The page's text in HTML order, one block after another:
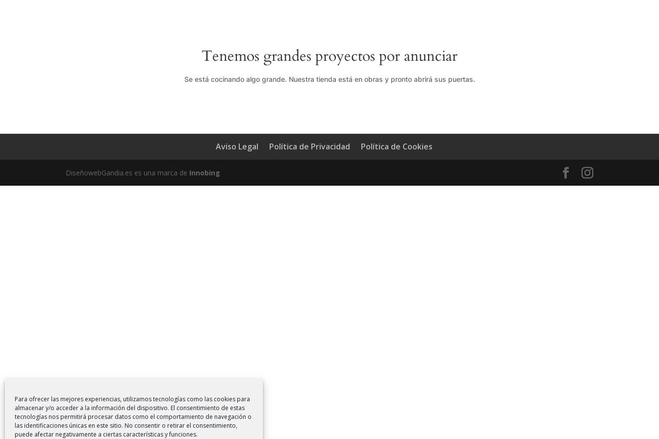
Para ofrecer las mejores experiencias, utilizamos tecnologías como las cookies para
almacenar y/o acceder a la información del dispositivo. El consentimiento de estas
tecnologías nos permitirá procesar datos como el comportamiento de navegación o
las identificaciones únicas en este sitio. No consentir o retirar el consentimiento,
puede afectar negativamente a ciertas características y funciones.
Tenemos grandes proyectos por anunciar
Se está cocinando algo grande. Nuestra tienda está en obras y pronto abrirá sus puertas.
Aviso Legal Política de Privacidad Política de Cookies
DiseñowebGandia.es es una marca de Innobing